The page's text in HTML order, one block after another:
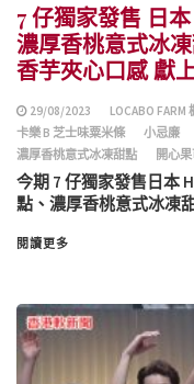
7 仔獨家發售 日
濃厚香桃意式冰
香芋夾心口感 獻
29/08/2023 LOCABO
卡樂 B 芝士味粟米條
小忌廉
濃厚香桃意式冰凍甜點
開心
今期 7 仔獨家發售日本
點、濃厚香桃意式冰凍
閱讀更多